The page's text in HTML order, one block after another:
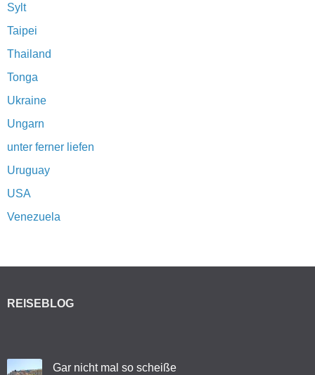
Sylt
Taipei
Thailand
Tonga
Ukraine
Ungarn
unter ferner liefen
Uruguay
USA
Venezuela
REISEBLOG
Gar nicht mal so scheiße